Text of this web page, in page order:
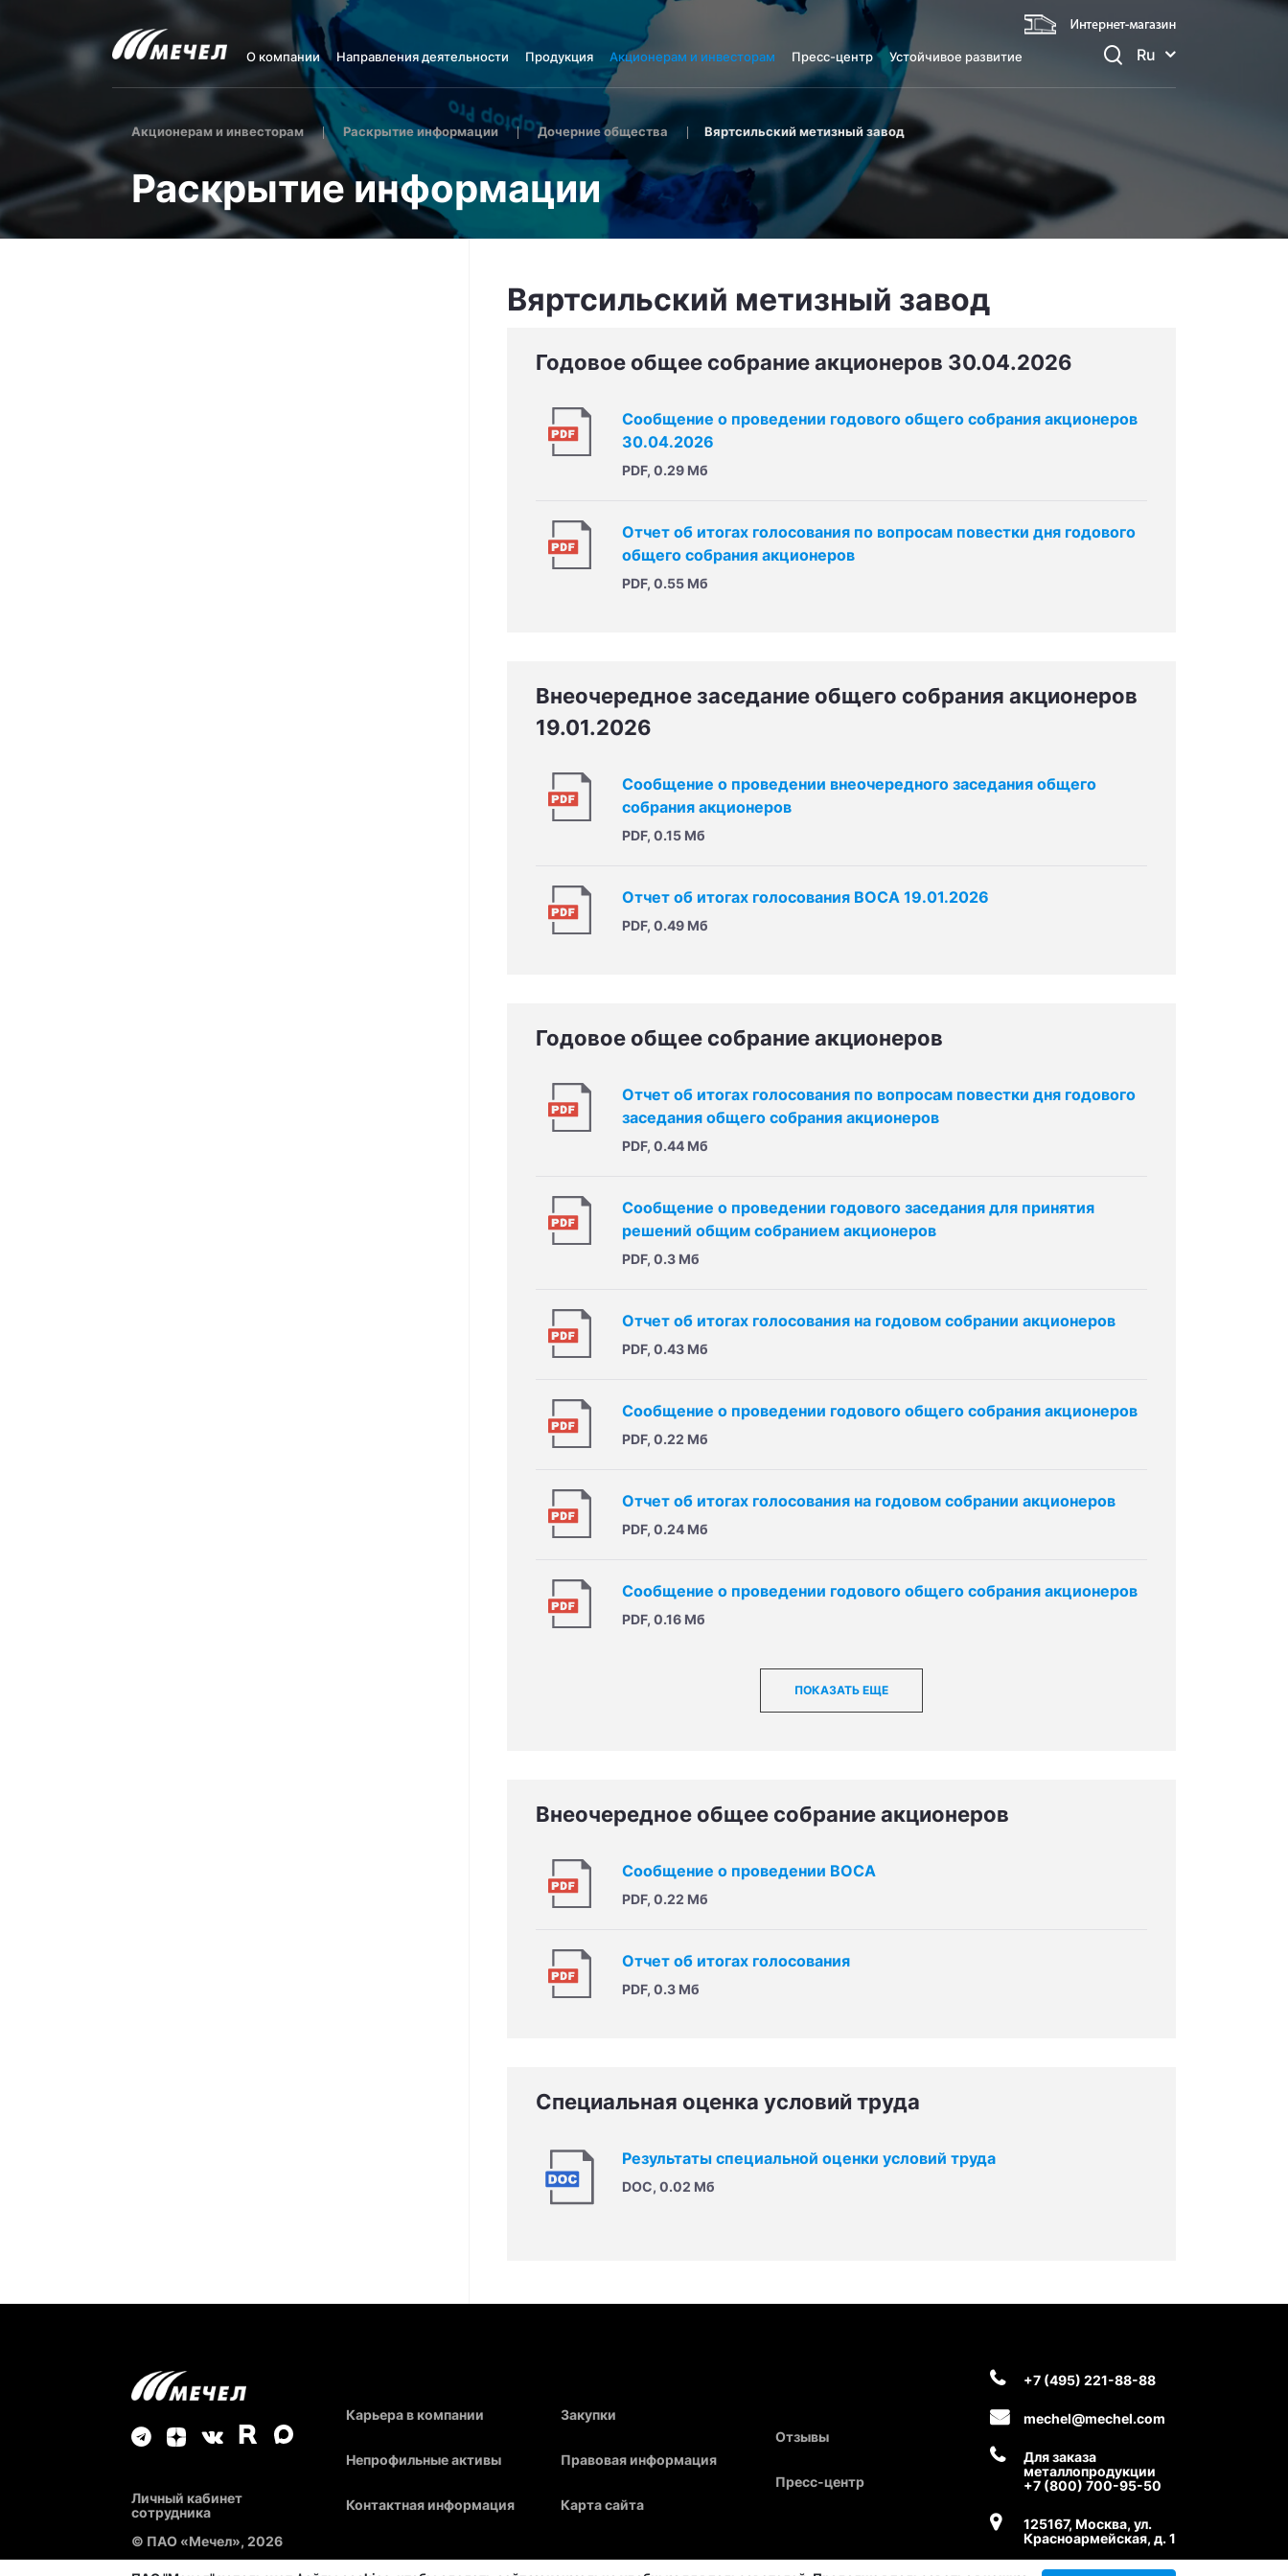
О компании Направления деятельности Продукция Акционерам и инвесторам Пресс-центр Устойчивое развитие Ru
Акционерам и инвесторам Раскрытие информации Дочерние общества Вяртсильский метизный завод
Раскрытие информации
Вяртсильский метизный завод
Годовое общее собрание акционеров 30.04.2026
Сообщение о проведении годового общего собрания акционеров
30.04.2026
PDF, 0.29 Мб
Отчет об итогах голосования по вопросам повестки дня годового
общего собрания акционеров
PDF, 0.55 Мб
Внеочередное заседание общего собрания акционеров
19.01.2026
Сообщение о проведении внеочередного заседания общего
собрания акционеров
PDF, 0.15 Мб
Отчет об итогах голосования ВОСА 19.01.2026
PDF, 0.49 Мб
Годовое общее собрание акционеров
Отчет об итогах голосования по вопросам повестки дня годового
заседания общего собрания акционеров
PDF, 0.44 Мб
Сообщение о проведении годового заседания для принятия
решений общим собранием акционеров
PDF, 0.3 Мб
Отчет об итогах голосования на годовом собрании акционеров
PDF, 0.43 Мб
Сообщение о проведении годового общего собрания акционеров
PDF, 0.22 Мб
Отчет об итогах голосования на годовом собрании акционеров
PDF, 0.24 Мб
Сообщение о проведении годового общего собрания акционеров
PDF, 0.16 Мб
ПОКАЗАТЬ ЕЩЕ
Внеочередное общее собрание акционеров
Сообщение о проведении ВОСА
PDF, 0.22 Мб
Отчет об итогах голосования
PDF, 0.3 Мб
Специальная оценка условий труда
Результаты специальной оценки условий труда
DOC, 0.02 Мб
Личный кабинет
сотрудника
© ПАО «Мечел», 2026
Карьера в компании
Непрофильные активы
Контактная информация
Закупки
Правовая информация
Карта сайта
Отзывы
Пресс-центр
+7 (495) 221-88-88
mechel@mechel.com
Для заказа
металлопродукции
+7 (800) 700-95-50
125167, Москва, ул.
Красноармейская, д. 1